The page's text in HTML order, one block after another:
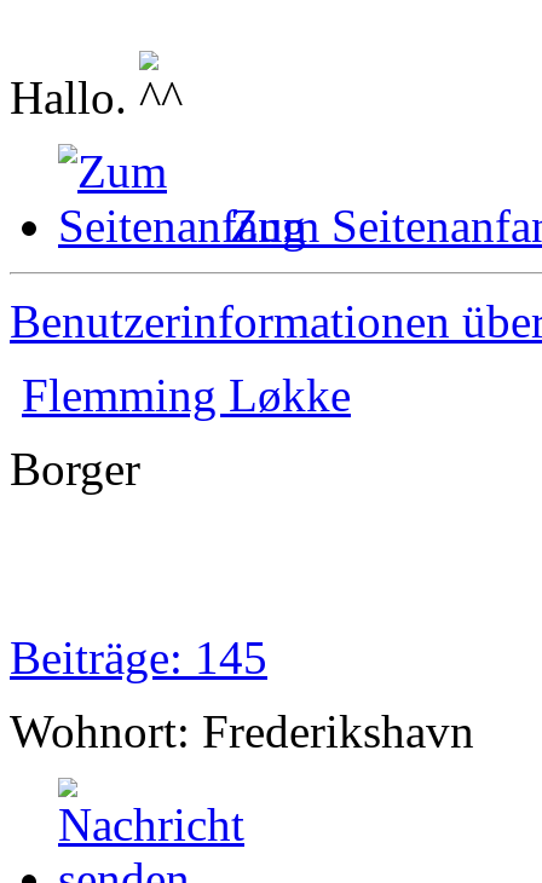
Hallo.
Zum
Benutzerinformationen
Flemming Løkke
Borger
Beiträge: 145
Wohnort: Frederikshavn